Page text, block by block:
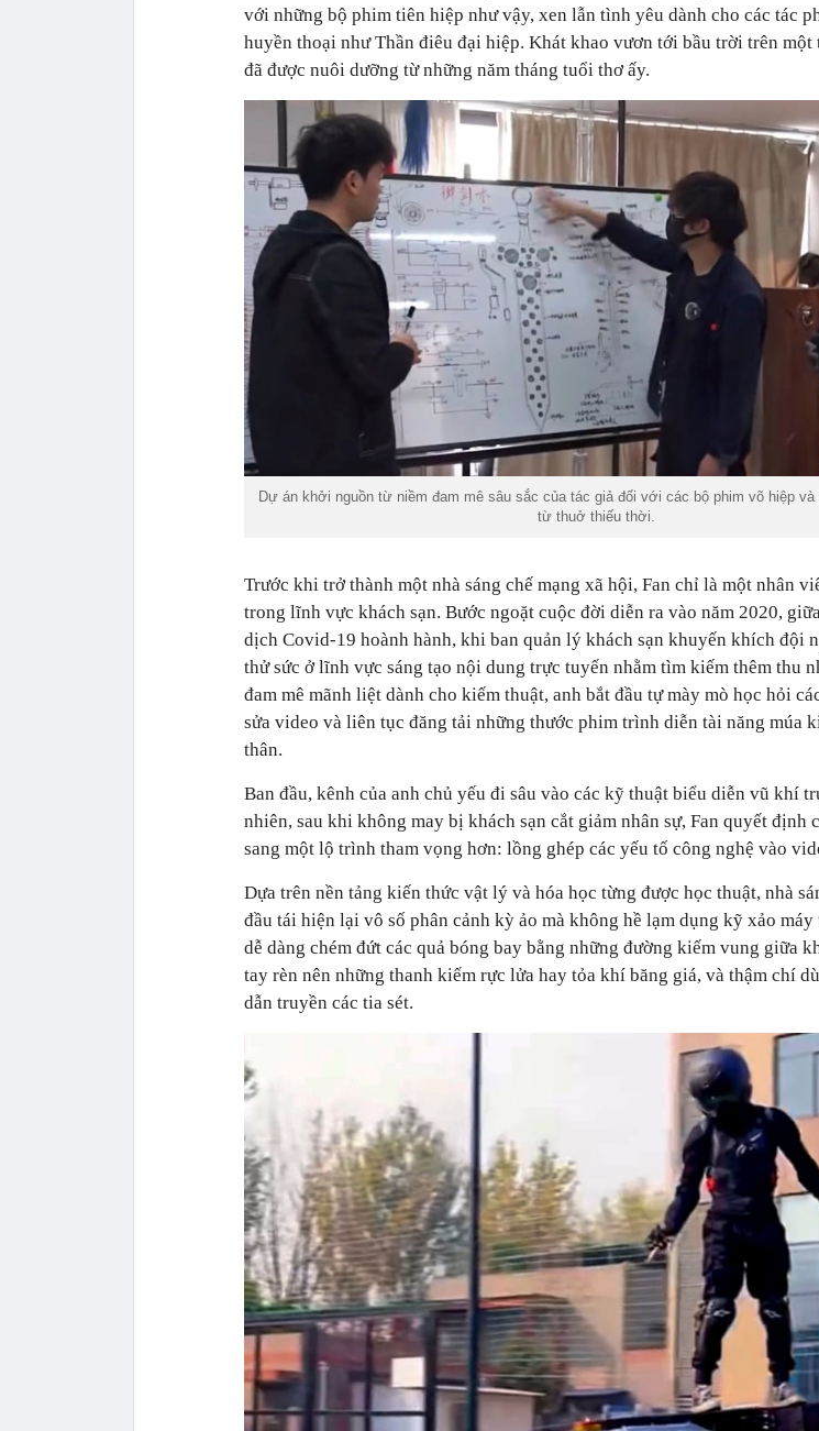
với những bộ phim tiên hiệp như vậy, xen lẫn tình yêu dành cho các tác
huyền thoại như Thần điêu đại hiệp. Khát khao vươn tới bầu trời trên một
đã được nuôi dưỡng từ những năm tháng tuổi thơ ấy.
Dự án khởi nguồn từ niềm đam mê sâu sắc của tác giả đối với các bộ phim võ hiệp và
từ thuở thiếu thời.
Trước khi trở thành một nhà sáng chế mạng xã hội, Fan chỉ là một nhân
trong lĩnh vực khách sạn. Bước ngoặt cuộc đời diễn ra vào năm 2020,
dịch Covid-19 hoành hành, khi ban quản lý khách sạn khuyến khích đội
thử sức ở lĩnh vực sáng tạo nội dung trực tuyến nhằm tìm kiếm thêm thu
đam mê mãnh liệt dành cho kiếm thuật, anh bắt đầu tự mày mò học hỏi
sửa video và liên tục đăng tải những thước phim trình diễn tài năng múa
thân.
Ban đầu, kênh của anh chủ yếu đi sâu vào các kỹ thuật biểu diễn vũ khí
nhiên, sau khi không may bị khách sạn cắt giảm nhân sự, Fan quyết định
sang một lộ trình tham vọng hơn: lồng ghép các yếu tố công nghệ vào
Dựa trên nền tảng kiến thức vật lý và hóa học từng được học thuật, nhà
đầu tái hiện lại vô số phân cảnh kỳ ảo mà không hề lạm dụng kỹ xảo
dễ dàng chém đứt các quả bóng bay bằng những đường kiếm vung giữa
tay rèn nên những thanh kiếm rực lửa hay tỏa khí băng giá, và thậm chí
dẫn truyền các tia sét.